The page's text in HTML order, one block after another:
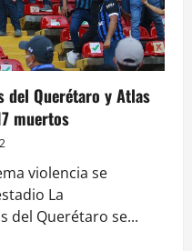
del Querétaro y Atlas
muertos
violencia se
La
del Querétaro se...